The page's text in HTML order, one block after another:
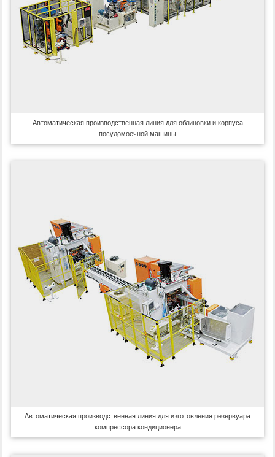
Автоматическая производственная линия для облицовки и корпуса
посудомоечной машины
Автоматическая производственная линия для изготовления резервуара
компрессора кондиционера